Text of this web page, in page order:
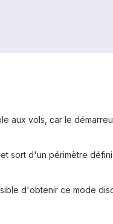
aux vols, car le
sort d'un périmètre
d'obtenir ce mode